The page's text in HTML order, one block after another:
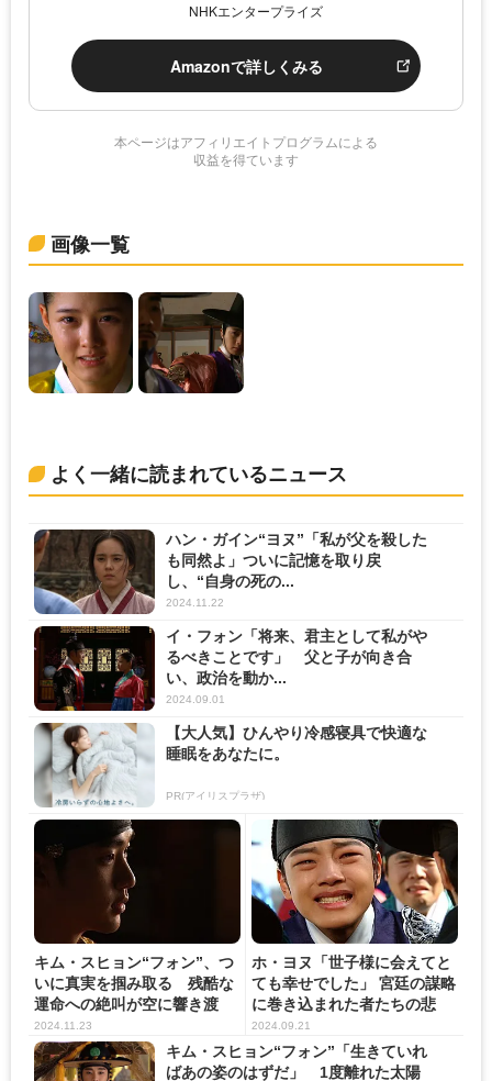
NHKエンタープライズ
Amazonで詳しくみる
本ページはアフィリエイトプログラムによる
収益を得ています
画像一覧
よく一緒に読まれているニュース
ハン・ガイン“ヨヌ”「私が父を殺した
も同然よ」ついに記憶を取り戻
し、“自身の死の...
2024.11.22
イ・フォン「将来、君主として私がや
るべきことです」 父と子が向き合
い、政治を動か...
2024.09.01
【大人気】ひんやり冷感寝具で快適な
睡眠をあなたに。
PR(アイリスプラザ)
キム・スヒョン“フォン”、つ
いに真実を掴み取る 残酷な
運命への絶叫が空に響き渡
る...
2024.11.23
ホ・ヨヌ「世子様に会えてと
ても幸せでした」 宮廷の謀略
に巻き込まれた者たちの悲
哀...
2024.09.21
キム・スヒョン“フォン”「生きていれ
ばあの姿のはずだ」 1度離れた太陽